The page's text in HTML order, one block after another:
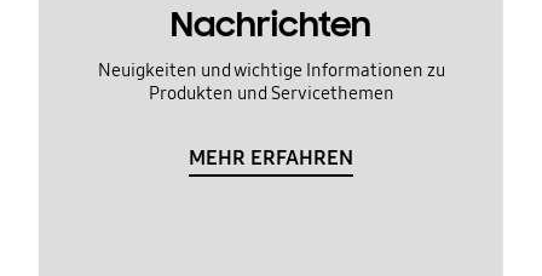
Nachrichten
Neuigkeiten und wichtige Informationen zu
Produkten und Servicethemen
MEHR ERFAHREN